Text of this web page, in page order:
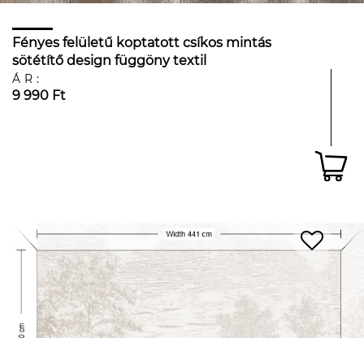
Fényes felületű koptatott csíkos mintás
sötétítő design függöny textil
ÁR:
9 990 Ft